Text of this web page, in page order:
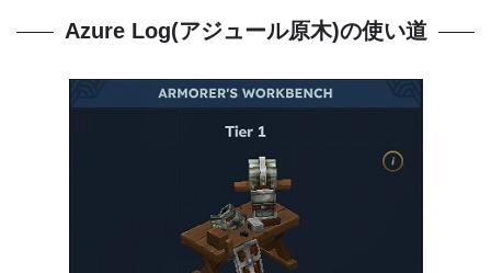
Azure Log(アジュール原木)の使い道